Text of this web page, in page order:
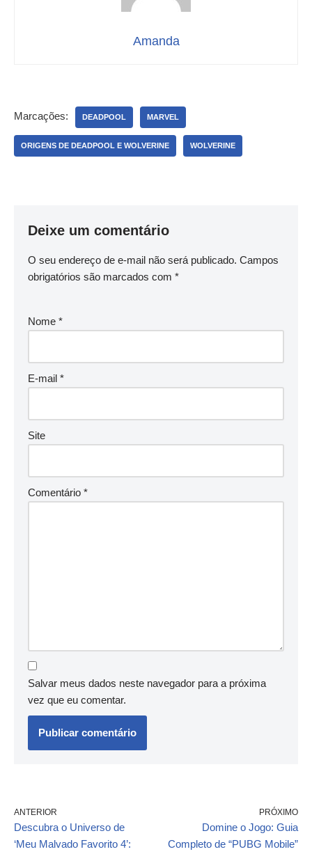
Amanda
Marcações: DEADPOOL MARVEL
ORIGENS DE DEADPOOL E WOLVERINE WOLVERINE
Deixe um comentário
O seu endereço de e-mail não será publicado. Campos
obrigatórios são marcados com *
Nome *
E-mail *
Site
Comentário *
Salvar meus dados neste navegador para a próxima
vez que eu comentar.
ANTERIOR
Descubra o Universo de
‘Meu Malvado Favorito 4’:
PRÓXIMO
Domine o Jogo: Guia
Completo de “PUBG Mobile”